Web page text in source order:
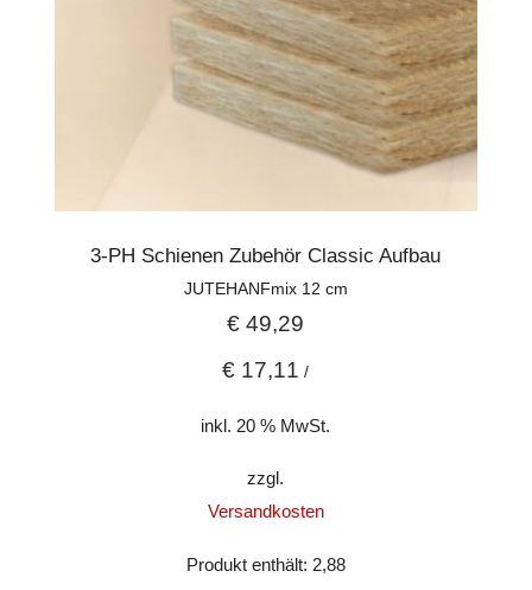
3-PH Schienen Zubehör Classic Aufbau
JUTEHANFmix 12 cm
€ 49,29
€ 17,11 /
inkl. 20 % MwSt.
zzgl.
Versandkosten
Produkt enthält: 2,88